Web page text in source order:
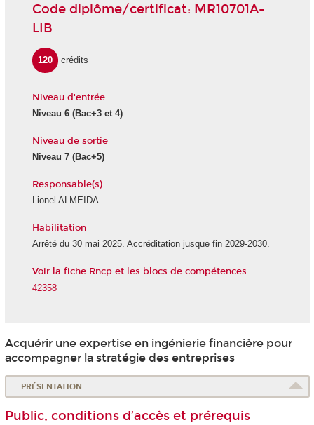
Code diplôme/certificat: MR10701A-
LIB
120 crédits
Niveau d'entrée
Niveau 6 (Bac+3 et 4)
Niveau de sortie
Niveau 7 (Bac+5)
Responsable(s)
Lionel ALMEIDA
Habilitation
Arrêté du 30 mai 2025. Accréditation jusque fin 2029-2030.
Voir la fiche Rncp et les blocs de compétences
42358
Acquérir une expertise en ingénierie financière pour
accompagner la stratégie des entreprises
PRÉSENTATION
Public, conditions d’accès et prérequis